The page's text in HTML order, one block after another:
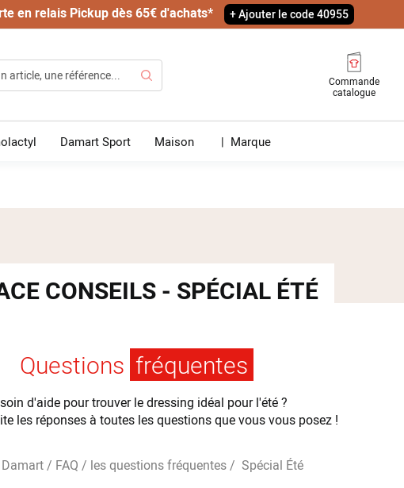
en relais Pickup dès 65€ d'achats* + Ajouter le code 40955
Rechercher
Commande
catalogue
Damart Sport Maison | Marque
CONSEILS - SPÉCIAL ÉTÉ
Questions fréquentes
d'aide pour trouver le dressing idéal pour l'été ?
les réponses à toutes les questions que vous vous posez !
Damart / FAQ / les questions fréquentes / Spécial Été